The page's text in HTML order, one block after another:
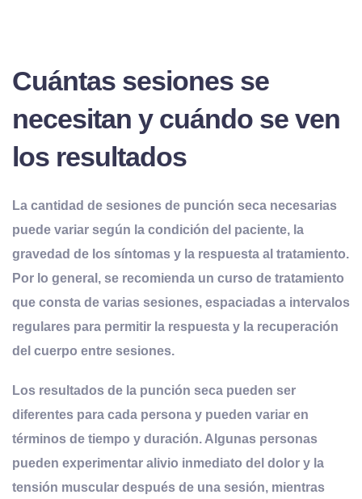
Cuántas sesiones se
necesitan y cuándo se ven
los resultados
La cantidad de sesiones de punción seca necesarias
puede variar según la condición del paciente, la
gravedad de los síntomas y la respuesta al tratamiento.
Por lo general, se recomienda un curso de tratamiento
que consta de varias sesiones, espaciadas a intervalos
regulares para permitir la respuesta y la recuperación
del cuerpo entre sesiones.
Los resultados de la punción seca pueden ser
diferentes para cada persona y pueden variar en
términos de tiempo y duración. Algunas personas
pueden experimentar alivio inmediato del dolor y la
tensión muscular después de una sesión, mientras